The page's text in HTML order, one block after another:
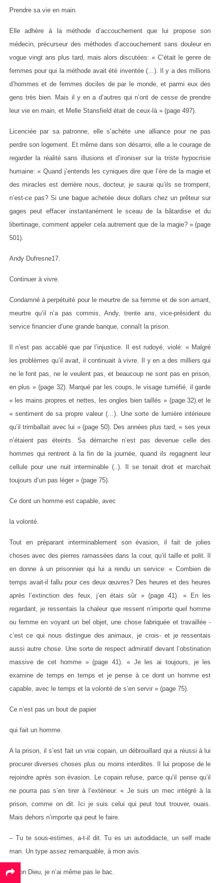
Prendre sa vie en main.
Elle adhère à la méthode d’accouchement que lui propose son
médecin, précurseur des méthodes d’accouchement sans douleur en
vogue vingt ans plus tard, mais alors discutées: « C’était le genre de
femmes pour qui la méthode avait été inventée (…). Il y a des millions
d’hommes et de femmes dociles de par le monde, et parmi eux des
gens très bien. Mais il y en a d’autres qui n’ont de cesse de prendre
leur vie en main, et Melle Stansfield était de ceux-là » (page 497).
Licenciée par sa patronne, elle s’achète une alliance pour ne pas
perdre son logement. Et même dans son désarroi, elle a le courage de
regarder la réalité sans illusions et d’ironiser sur la triste hypocrisie
humaine: « Quand j’entends les cyniques dire que l’ère de la magie et
des miracles est derrière nous, docteur, je saurai qu’ils se trompent,
n’est-ce pas? Si une bague achetée deux dollars chez un prêteur sur
gages peut effacer instantanément le sceau de la bâtardise et du
libertinage, comment appeler cela autrement que de la magie? » (page
501).
Andy Dufresne17.
Continuer à vivre.
Condamné à perpétuité pour le meurtre de sa femme et de son amant,
meurtre qu’il n’a pas commis, Andy, trente ans, vice-président du
service financier d’une grande banque, connaît la prison.
Il n’est pas accablé que par l’injustice. Il est rudoyé, violé: « Malgré
les problèmes qu’il avait, il continuait à vivre. Il y en a des milliers qui
ne le font pas, ne le veulent pas, et beaucoup ne sont pas en prison,
en plus » (page 32). Marqué par les coups, le visage tuméfié, il garde
« les mains propres et nettes, les ongles bien taillés » (page 32).et le
« sentiment de sa propre valeur (…). Une sorte de lumière intérieure
qu’il trimballait avec lui » (page 50). Des années plus tard, « ses yeux
n’étaient pas éteints. Sa démarche n’est pas devenue celle des
hommes qui rentrent à la fin de la journée, quand ils regagnent leur
cellule pour une nuit interminable (..). Il se tenait droit et marchait
toujours d’un pas léger » (page 75).
Ce dont un homme est capable, avec
la volonté.
Tout en préparant interminablement son évasion, il fait de jolies
choses avec des pierres ramassées dans la cour, qu’il taille et polit. Il
en donne à un prisonnier qui lui a rendu un service: « Combien de
temps avait-il fallu pour ces deux œuvres? Des heures et des heures
après l’extinction des feux, j’en étais sûr » (page 41). « En les
regardant, je ressentais la chaleur que ressent n’importe quel homme
ou femme en voyant un bel objet, une chose fabriquée et travaillée -
c’est ce qui nous distingue des animaux, je crois- et je ressentais
aussi autre chose. Une sorte de respect admiratif devant l’obstination
massive de cet homme » (page 41). « Je les ai toujours, je les
examine de temps en temps et je pense à ce dont un homme est
capable, avec le temps et la volonté de s’en servir » (page 75).
Ce n’est pas un bout de papier
qui fait un homme.
A la prison, il s’est fait un vrai copain, un débrouillard qui a réussi à lui
procurer diverses choses plus ou moins interdites. Il lui propose de le
rejoindre après son évasion. Le copain refuse, parce qu’il pense qu’il
ne pourra pas s’en tirer à l’extérieur. « Je suis un mec intégré à la
prison, comme on dit. Ici je suis celui qui peut tout trouver, ouais.
Mais dehors n’importe qui peut le faire.
– Tu te sous-estimes, a-t-il dit. Tu es un autodidacte, un self made
man. Un type assez remarquable, à mon avis.
– Bon Dieu, je n’ai même pas le bac.